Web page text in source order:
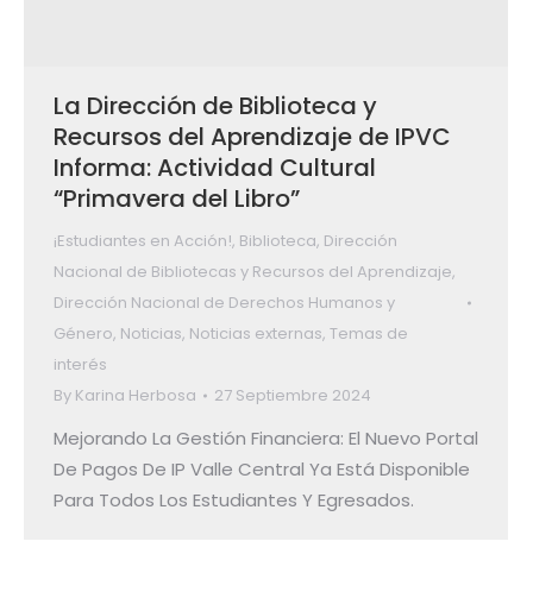
La Dirección de Biblioteca y
Recursos del Aprendizaje de IPVC
Informa: Actividad Cultural
“Primavera del Libro”
¡Estudiantes en Acción!, Biblioteca, Dirección
Nacional de Bibliotecas y Recursos del Aprendizaje,
Dirección Nacional de Derechos Humanos y
Género, Noticias, Noticias externas, Temas de
interés
By Karina Herbosa 27 Septiembre 2024
Mejorando La Gestión Financiera: El Nuevo Portal
De Pagos De IP Valle Central Ya Está Disponible
Para Todos Los Estudiantes Y Egresados.